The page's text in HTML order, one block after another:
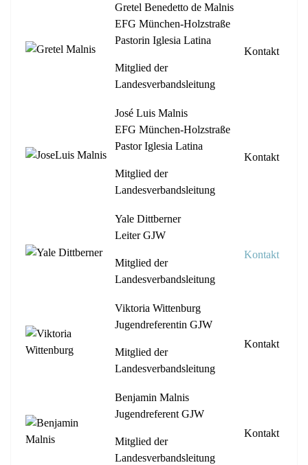
Gretel Benedetto de Malnis
EFG München-Holzstraße
Pastorin Iglesia Latina
Mitglied der
Landesverbandsleitung
Kontakt
José Luis Malnis
EFG München-Holzstraße
Pastor Iglesia Latina
Mitglied der
Landesverbandsleitung
Kontakt
Yale Dittberner
Leiter GJW
Mitglied der
Landesverbandsleitung
Kontakt
Viktoria Wittenburg
Jugendreferentin GJW
Mitglied der
Landesverbandsleitung
Kontakt
Benjamin Malnis
Jugendreferent GJW
Mitglied der
Landesverbandsleitung
Kontakt